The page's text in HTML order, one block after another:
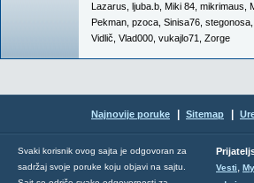
Lazarus ljuba.b Miki 84 mikrimaus
Pekman pzoca Sinisa76 stegonosa
Vidlič Vlad000 vukajlo71 Zorge
Najnovije poruke Sitemap
Svaki korisnik ovog sajta je odgovoran za
sadržaj svoje poruke koju objavi na sajtu.
Vesti,